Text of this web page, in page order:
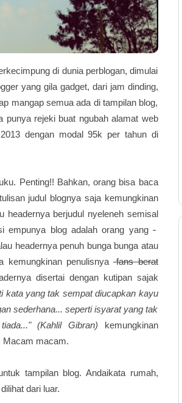
di dunia perblogan, dimulai
yang gila gadget, dari jam dinding,
mangap semua ada di tampilan blog,
punya rejeki buat ngubah alamat web
dengan modal 95k per tahun di
Penting!! Bahkan, orang bisa baca
judul blognya saja kemungkinan
headernya berjudul nyeleneh semisal
empunya blog adalah orang yang-
headernya penuh bunga bunga atau
kemungkinan penulisnya-fans berat
disertai dengan kutipan sajak
kata yang tak sempat diucapkan kayu
sederhana... seperti isyarat yang tak
(Kahlil Gibran) kemungkinan
Macam macam.
tampilan blog. Andaikata rumah,
dari luar.